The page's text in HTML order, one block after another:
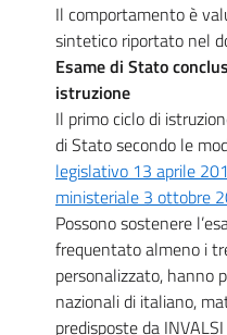
Il comportamento è
sintetico riportato nel
Esame di Stato
istruzione
Il primo ciclo di
di Stato secondo le
legislativo 13 aprile
ministeriale 3 ottobre
Possono sostenere
frequentato almeno i
personalizzato, hanno
nazionali di italiano,
predisposte da